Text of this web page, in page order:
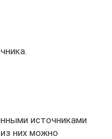
источниками
них можно